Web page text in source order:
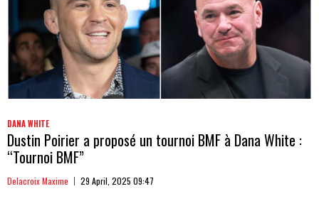
DANA WHITE
Dustin Poirier a proposé un tournoi BMF à Dana White :
“Tournoi BMF”
Delacroix Maxime 29 April, 2025 09:47